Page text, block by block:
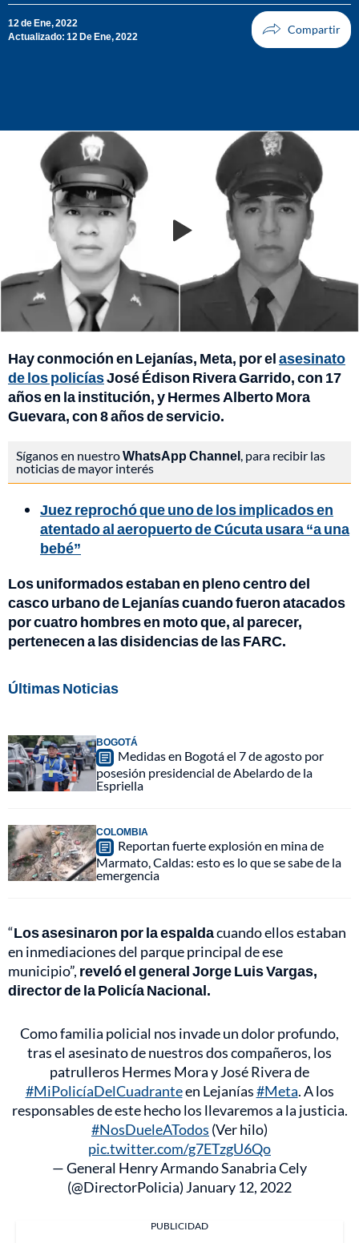
12 de Ene, 2022
Actualizado: 12 De Ene, 2022
Hay conmoción en Lejanías, Meta, por elasesinato
de los policíasJosé Édison Rivera Garrido, con 17
años en la institución, y Hermes Alberto Mora
Guevara, con 8 años de servicio.
Síganos en nuestroWhatsApp Channel , para recibir las
noticias de mayor interés
Juez reprochó que uno de los implicados en
atentado al aeropuerto de Cúcuta usara “a una
bebé”
Los uniformados estaban en pleno centro del
casco urbano de Lejanías cuando fueron atacados
por cuatro hombres en moto que, al parecer,
pertenecen a las disidencias de las FARC.
Últimas Noticias
BOGOTÁ
Medidas en Bogotá el 7 de agosto por
posesión presidencial de Abelardo de la
Espriella
COLOMBIA
Reportan fuerte explosión en mina de
Marmato, Caldas: esto es lo que se sabe de la
emergencia
“Los asesinaron por la espaldacuando ellos estaban
en inmediaciones del parque principal de ese
municipio”, reveló el general Jorge Luis Vargas,
director de la Policía Nacional.
Como familia policial nos invade un dolor profundo,
tras el asesinato de nuestros dos compañeros, los
patrulleros Hermes Mora y José Rivera de
#MiPolicíaDelCuadranteen Lejanías#Meta. A los
responsables de este hecho los llevaremos a la justicia.
#NosDueleATodos (Ver hilo)
pic.twitter.com/g7ETzgU6Qo
— General Henry Armando Sanabria Cely
(@DirectorPolicia) January 12, 2022
PUBLICIDAD